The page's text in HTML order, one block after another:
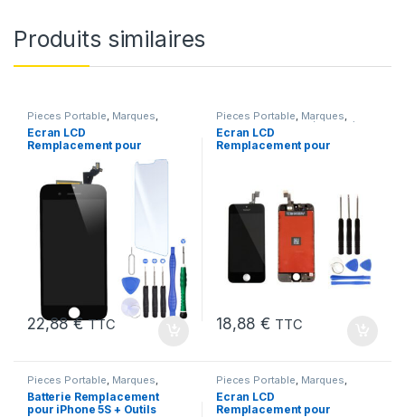
Produits similaires
Pieces Portable, Marques,
Apple iPhone 6S Plus
Ecran LCD
Remplacement pour
+Verre Trempe +Outils
22,88€ TTC
Pieces Portable, Marques,
Apple iPhone 5 SE (1er Gen)
Ecran LCD
Remplacement pour
18,88€ TTC
Pieces Portable, Marques,
Apple iPhone 5s Batteries et
chargeurs,Batteries Apple
Batterie Remplacement
pour iPhone 5S + Outils
Pieces Portable, Marques,
Apple iPhone 5s
Ecran LCD
Remplacement pour